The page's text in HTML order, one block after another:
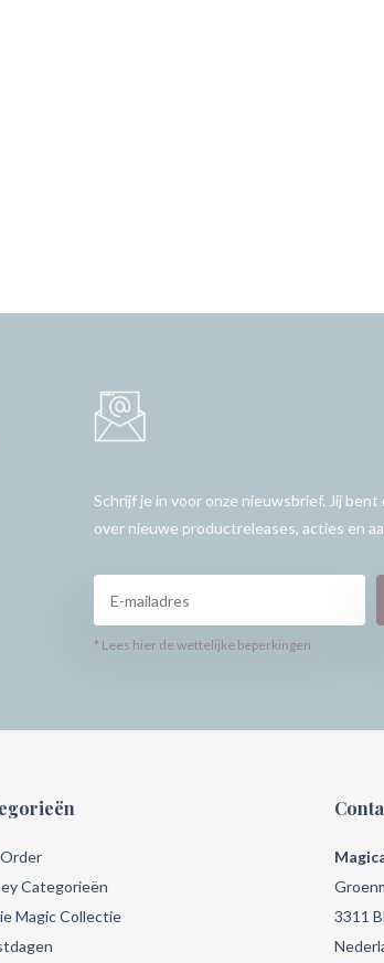
Schrijf je in voor onze nieuwsbrief. Jij
over nieuwe productreleases, acties en
* Lees hier de wettelijke beperkingen
Categorieën
Magic Collectie
3311